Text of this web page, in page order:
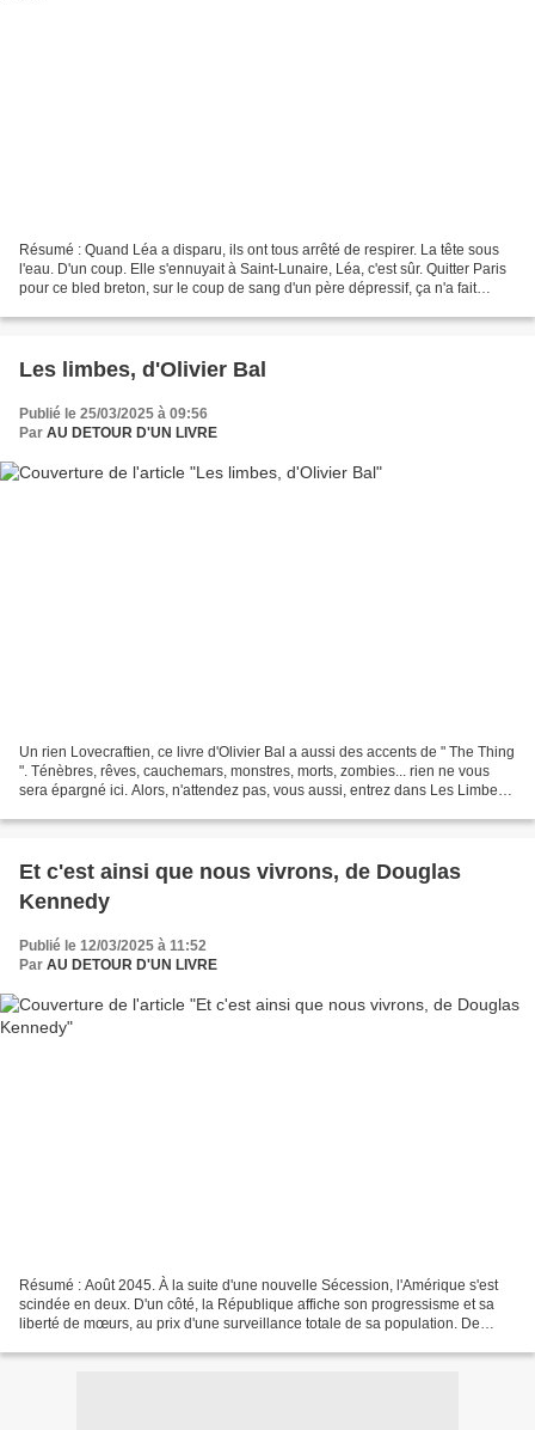
Résumé : Quand Léa a disparu, ils ont tous arrêté de respirer. La tête sous
l'eau. D'un coup. Elle s'ennuyait à Saint-Lunaire, Léa, c'est sûr. Quitter Paris
pour ce bled breton, sur le coup de sang d'un père dépressif, ça n'a fait
Les limbes, d'Olivier Bal
Publié le 25/03/2025 à 09:56
Par AU DETOUR D'UN LIVRE
Un rien Lovecraftien, ce livre d'Olivier Bal a aussi des accents de " The Thing
". Ténèbres, rêves, cauchemars, monstres, morts, zombies... rien ne vous
sera épargné ici. Alors, n'attendez pas, vous aussi, entrez dans Les Limbes .
Et c'est ainsi que nous vivrons, de Douglas
Kennedy
Publié le 12/03/2025 à 11:52
Par AU DETOUR D'UN LIVRE
Résumé : Août 2045. À la suite d'une nouvelle Sécession, l'Amérique s'est
scindée en deux. D'un côté, la République affiche son progressisme et sa
liberté de mœurs, au prix d'une surveillance totale de sa population. De